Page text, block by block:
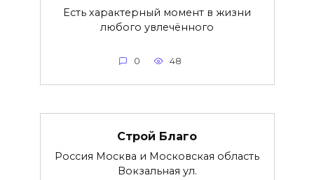
Есть характерный момент в жизни
любого увлечённого
0 48
Строй Благо
Россия Москва и Московская область
Вокзальная ул.